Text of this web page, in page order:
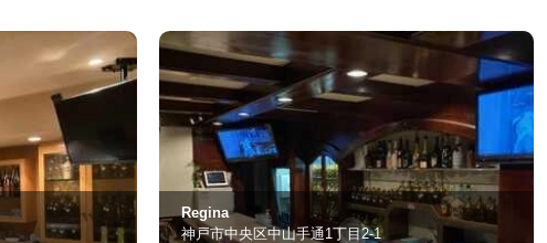
RAFTEL
神戸市中央区中山手通1-6-2